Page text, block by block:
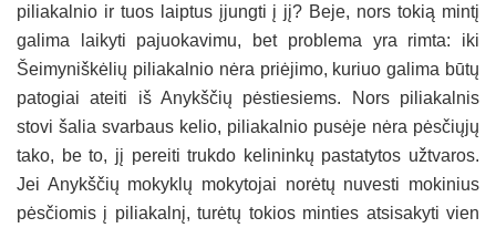
piliakalnio ir tuos laiptus įjungti į jį? Beje, nors tokią mintį
galima laikyti pajuokavimu, bet problema yra rimta: iki
Šeimyniškėlių piliakalnio nėra priėjimo, kuriuo galima būtų
patogiai ateiti iš Anykščių pėstiesiems. Nors piliakalnis
stovi šalia svarbaus kelio, piliakalnio pusėje nėra pėsčiųjų
tako, be to, jį pereiti trukdo kelininkų pastatytos užtvaros.
Jei Anykščių mokyklų mokytojai norėtų nuvesti mokinius
pėsčiomis į piliakalnį, turėtų tokios minties atsisakyti vien